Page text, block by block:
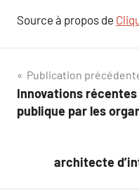
Source à propos de
Navigation
de
Publication
Innovations
publique par les
architecte